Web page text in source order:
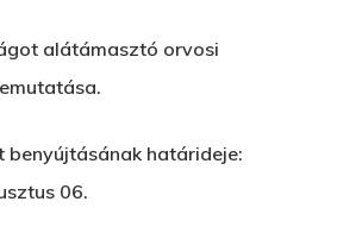
alátámasztó orvosi
benyújtásának határideje:
06.